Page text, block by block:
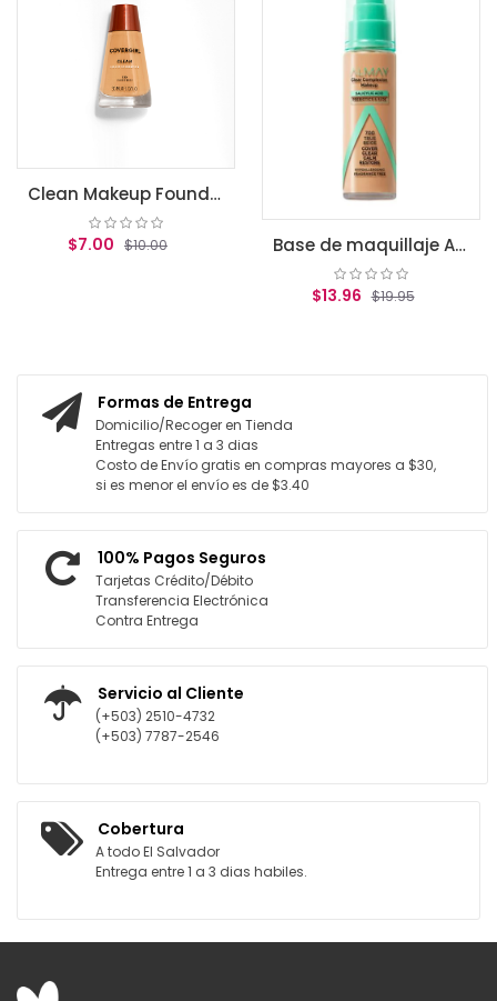
Clean Makeup Foundation, Classic Beige
$10.00 Base de maquillaje Almay Clear Complexion True beige
$19.95
Formas de Entrega
Domicilio/Recoger en Tienda
Entregas entre 1 a 3 dias
Costo de Envío gratis en compras mayores a $30,
si es menor el envío es de $3.40
100% Pagos Seguros
Tarjetas Crédito/Débito
Transferencia Electrónica
Contra Entrega
Servicio al Cliente
(+503) 2510-4732
(+503) 7787-2546
Cobertura
A todo El Salvador
Entrega entre 1 a 3 dias habiles.